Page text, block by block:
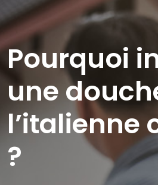
Pourquoi
une
l’italienne
?